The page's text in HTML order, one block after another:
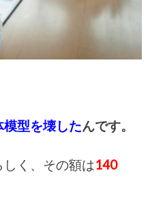
型を壊したんです。
く、その額は140